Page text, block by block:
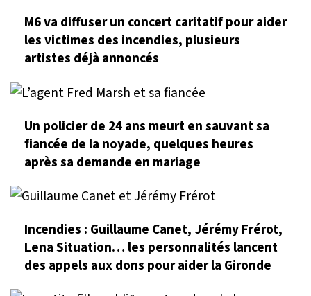
M6 va diffuser un concert caritatif pour aider
les victimes des incendies, plusieurs
artistes déjà annoncés
Un policier de 24 ans meurt en sauvant sa
fiancée de la noyade, quelques heures
après sa demande en mariage
Incendies : Guillaume Canet, Jérémy Frérot,
Lena Situation… les personnalités lancent
des appels aux dons pour aider la Gironde